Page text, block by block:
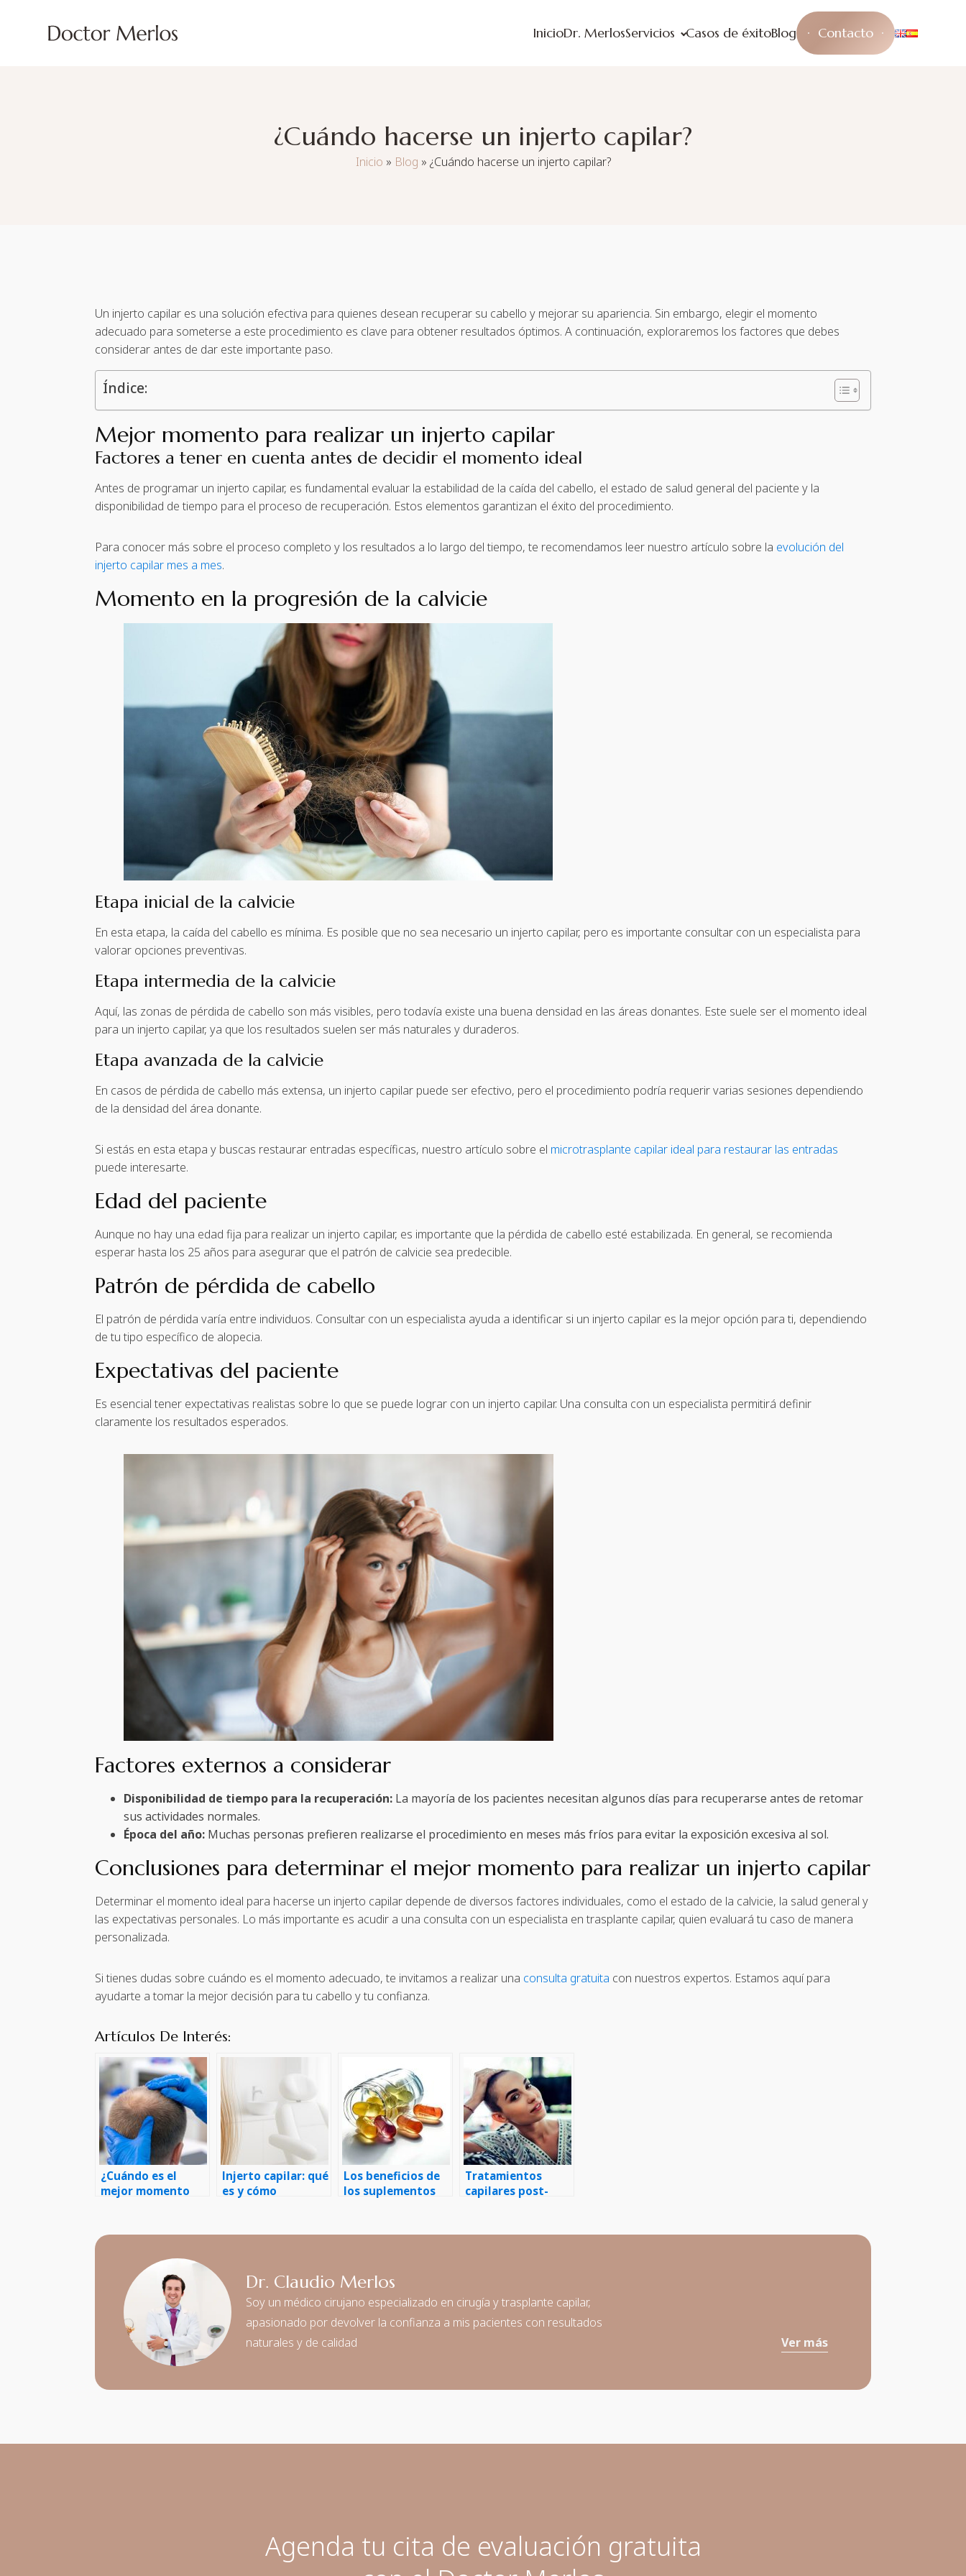
InicioDr. MerlosServicios Casos de éxitoBlog Contacto
¿Cuándo hacerse un injerto capilar?
Inicio » Blog » ¿Cuándo hacerse un injerto capilar?
Un injerto capilar es una solución efectiva para quienes desean recuperar su cabello y mejorar su apariencia. Sin embargo, elegir el momento
adecuado para someterse a este procedimiento es clave para obtener resultados óptimos. A continuación, exploraremos los factores que debes
considerar antes de dar este importante paso.
Índice:
Mejor momento para realizar un injerto capilar
Factores a tener en cuenta antes de decidir el momento ideal
Antes de programar un injerto capilar, es fundamental evaluar la estabilidad de la caída del cabello, el estado de salud general del paciente y la
disponibilidad de tiempo para el proceso de recuperación. Estos elementos garantizan el éxito del procedimiento.
Para conocer más sobre el proceso completo y los resultados a lo largo del tiempo, te recomendamos leer nuestro artículo sobre la evolución del
injerto capilar mes a mes.
Momento en la progresión de la calvicie
Etapa inicial de la calvicie
En esta etapa, la caída del cabello es mínima. Es posible que no sea necesario un injerto capilar, pero es importante consultar con un especialista para
valorar opciones preventivas.
Etapa intermedia de la calvicie
Aquí, las zonas de pérdida de cabello son más visibles, pero todavía existe una buena densidad en las áreas donantes. Este suele ser el momento ideal
para un injerto capilar, ya que los resultados suelen ser más naturales y duraderos.
Etapa avanzada de la calvicie
En casos de pérdida de cabello más extensa, un injerto capilar puede ser efectivo, pero el procedimiento podría requerir varias sesiones dependiendo
de la densidad del área donante.
Si estás en esta etapa y buscas restaurar entradas específicas, nuestro artículo sobre el microtrasplante capilar ideal para restaurar las entradas
puede interesarte.
Edad del paciente
Aunque no hay una edad fija para realizar un injerto capilar, es importante que la pérdida de cabello esté estabilizada. En general, se recomienda
esperar hasta los 25 años para asegurar que el patrón de calvicie sea predecible.
Patrón de pérdida de cabello
El patrón de pérdida varía entre individuos. Consultar con un especialista ayuda a identificar si un injerto capilar es la mejor opción para ti, dependiendo
de tu tipo específico de alopecia.
Expectativas del paciente
Es esencial tener expectativas realistas sobre lo que se puede lograr con un injerto capilar. Una consulta con un especialista permitirá definir
claramente los resultados esperados.
Factores externos a considerar
Disponibilidad de tiempo para la recuperación: La mayoría de los pacientes necesitan algunos días para recuperarse antes de retomar
sus actividades normales.
Época del año: Muchas personas prefieren realizarse el procedimiento en meses más fríos para evitar la exposición excesiva al sol.
Conclusiones para determinar el mejor momento para realizar un injerto capilar
Determinar el momento ideal para hacerse un injerto capilar depende de diversos factores individuales, como el estado de la calvicie, la salud general y
las expectativas personales. Lo más importante es acudir a una consulta con un especialista en trasplante capilar, quien evaluará tu caso de manera
personalizada.
Si tienes dudas sobre cuándo es el momento adecuado, te invitamos a realizar una consulta gratuita con nuestros expertos. Estamos aquí para
ayudarte a tomar la mejor decisión para tu cabello y tu confianza.
Artículos De Interés:
¿Cuándo es el
mejor momento
Injerto capilar: qué
es y cómo
Los beneficios de
los suplementos
Tratamientos
capilares post-
Dr. Claudio Merlos
Soy un médico cirujano especializado en cirugía y trasplante capilar,
apasionado por devolver la confianza a mis pacientes con resultados
naturales y de calidad
Ver más
Agenda tu cita de evaluación gratuita